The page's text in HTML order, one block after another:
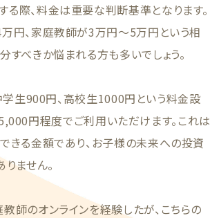
際、料金は重要な判断基準となります。
円、家庭教師が3万円〜5万円という相
すべきか悩まれる方も多いでしょう。
学生900円、高校生1000円という料金設
円程度でご利用いただけます。これは
きる金額であり、お子様の未来への投資
ません。
師のオンラインを経験したが、こちらの